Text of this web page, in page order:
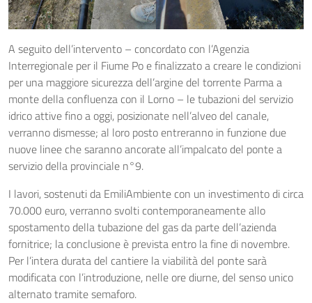
A seguito dell’intervento – concordato con l’Agenzia
Interregionale per il Fiume Po e finalizzato a creare le condizioni
per una maggiore sicurezza dell’argine del torrente Parma a
monte della confluenza con il Lorno – le tubazioni del servizio
idrico attive fino a oggi, posizionate nell’alveo del canale,
verranno dismesse; al loro posto entreranno in funzione due
nuove linee che saranno ancorate all’impalcato del ponte a
servizio della provinciale n°9.
I lavori, sostenuti da EmiliAmbiente con un investimento di circa
70.000 euro, verranno svolti contemporaneamente allo
spostamento della tubazione del gas da parte dell’azienda
fornitrice; la conclusione è prevista entro la fine di novembre.
Per l’intera durata del cantiere la viabilità del ponte sarà
modificata con l’introduzione, nelle ore diurne, del senso unico
alternato tramite semaforo.